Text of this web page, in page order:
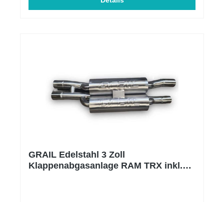
GRAIL Edelstahl 3 Zoll
Klappenabgasanlage RAM TRX inkl.